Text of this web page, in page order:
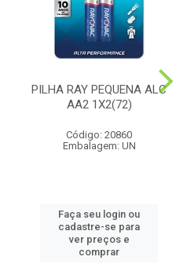
PILHA RAY PEQUENA ALC
AA2 1X2(72)
Código: 20860
Embalagem: UN
Faça seu login ou
cadastre-se para
ver preços e
comprar